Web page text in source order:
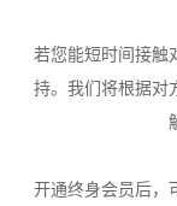
若您能短时间接触
持。我们将根据对
开通终身会员后，